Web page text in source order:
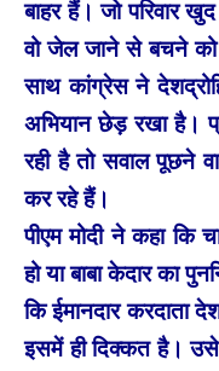
बाहर हैं। जो परिवार
वो जेल जाने से बचने को
साथ कांग्रेस ने
अभियान छेड़ रखा है।
रही है तो सवाल पूछने
कर रहे हैं।
पीएम मोदी ने कहा कि
हो या बाबा केदार का
कि ईमानदार करदाता
इसमें ही दिक्कत है। उसे